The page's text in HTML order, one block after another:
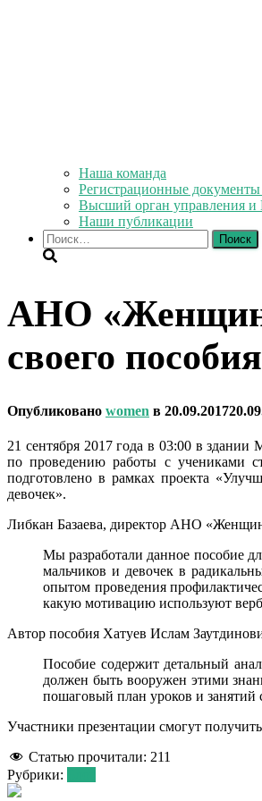
Наша команда
Регистрационные
Высший орган управления и
Наши публикации
Найти:
АНО «Женщины
своего
Опубликовано women в 20.09.2017
21 сентября 2017 года в 03:00 в
по проведению работы с учениками
подготовлено в рамках проекта
девочек».
Либкан Базаева, директор АНО
Мы разработали данное пособие
мальчиков и девочек в
опытом проведения
какую мотивацию используют
Автор пособия Хатуев Ислам
Пособие содержит детальный
должен быть вооружен этими
пошаговый план уроков и занятий
Участники презентации смогут
Статью прочитали: 211
Рубрики: